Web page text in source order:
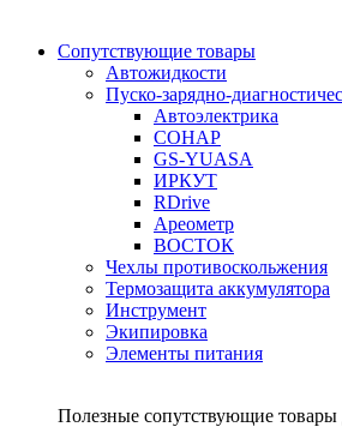
Сопутствующие товары
Автожидкости
Пуско-зарядно-
Автоэлектрика
СОНАР
GS-YUASA
ИРКУТ
RDrive
Ареометр
ВОСТОК
Чехлы противоскольжения
Термозащита аккумулятора
Инструмент
Экипировка
Элементы питания
Полезные сопутствующие товары